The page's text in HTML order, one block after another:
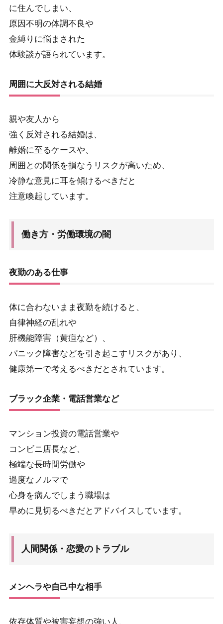
に住んでしまい、
原因不明の体調不良や
金縛りに悩まされた
体験談が語られています。
周囲に大反対される結婚
親や友人から
強く反対される結婚は、
離婚に至るケースや、
周囲との関係を損なうリスクが高いため、
冷静な意見に耳を傾けるべきだと
注意喚起しています。
働き方・労働環境の闇
夜勤のある仕事
体に合わないまま夜勤を続けると、
自律神経の乱れや
肝機能障害（黄疸など）、
パニック障害などを引き起こすリスクがあり、
健康第一で考えるべきだとされています。
ブラック企業・電話営業など
マンション投資の電話営業や
コンビニ店長など、
極端な長時間労働や
過度なノルマで
心身を病んでしまう職場は
早めに見切るべきだとアドバイスしています。
人間関係・恋愛のトラブル
メンヘラや自己中な相手
依存体質や被害妄想の強い人、